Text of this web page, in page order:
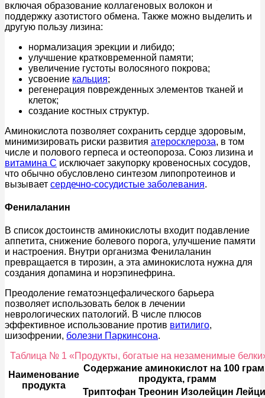
включая образование коллагеновых волокон и
поддержку азотистого обмена. Также можно выделить и
другую пользу лизина:
нормализация эрекции и либидо;
улучшение кратковременной памяти;
увеличение густоты волосяного покрова;
усвоение кальция;
регенерация поврежденных элементов тканей и
клеток;
создание костных структур.
Аминокислота позволяет сохранить сердце здоровым,
минимизировать риски развития атеросклероза, в том
числе и полового герпеса и остеопороза. Союз лизина и
витамина C исключает закупорку кровеносных сосудов,
что обычно обусловлено синтезом липопротеинов и
вызывает сердечно-сосудистые заболевания.
Фенилаланин
В список достоинств аминокислоты входит подавление
аппетита, снижение болевого порога, улучшение памяти
и настроения. Внутри организма Фенилаланин
превращается в тирозин, а эта аминокислота нужна для
создания допамина и норэпинефрина.
Преодоление гематоэнцефалического барьера
позволяет использовать белок в лечении
неврологических патологий. В числе плюсов
эффективное использование против витилиго,
шизофрении, болезни Паркинсона.
Таблица № 1 «Продукты, богатые на незаменимые
Наименование
продукта
Содержание аминокислот на 100
продукта, грамм
Триптофан Треонин Изолейцин